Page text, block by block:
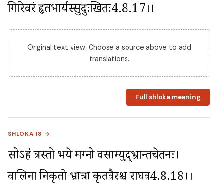
गिरिवरं हृतभार्यस्सुदुःखितः4.8.17।।
Original text view. Choose a source above to add
translations.
Full shloka meaning
SHLOKA 18 →
सोऽहं त्रस्तो भये मग्नो वसाम्युद्भ्रान्तचेतनः।
वालिना निकृतो भ्रात्रा कृतवैरश्च राघव4.8.18।।